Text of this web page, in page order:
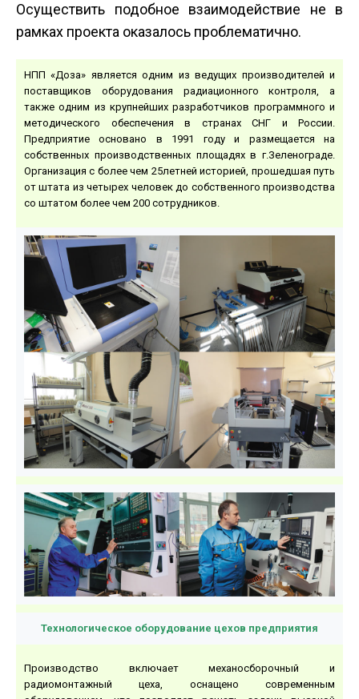
Осуществить подобное взаимодействие не в
рамках проекта оказалось проблематично.
НПП «Доза» является одним из ведущих производителей и
поставщиков оборудования радиационного контроля, а
также одним из крупнейших разработчиков программного и
методического обеспечения в странах СНГ и России.
Предприятие основано в 1991 году и размещается на
собственных производственных площадях в г.Зеленограде.
Организация с более чем 25­летней историей, прошедшая путь
от штата из четырех человек до собственного производства
со штатом более чем 200 сотрудников.
Технологическое оборудование цехов предприятия
Производство включает механосборочный и
радиомонтажный цеха, оснащено современным